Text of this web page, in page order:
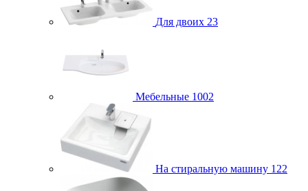
Для двоих 23
Мебельные 1002
На стиральную машину 122